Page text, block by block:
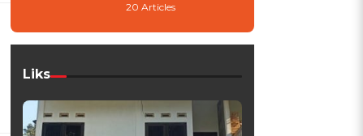
20 Articles
Liks